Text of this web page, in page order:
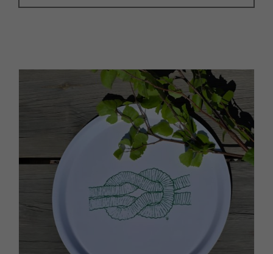
Kockums jernverk
Sundboden Design
Bröderna Anderssons
Grythyttan Stålmöbler